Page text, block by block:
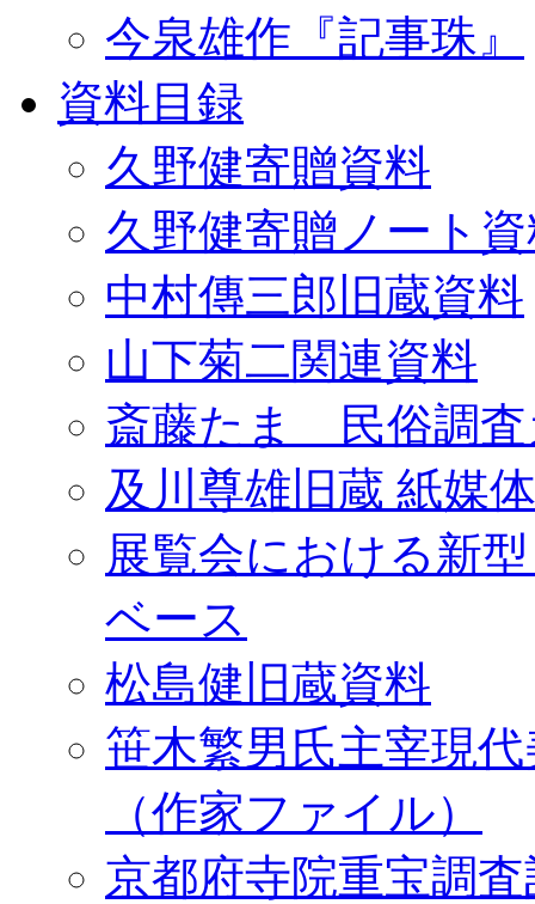
今泉雄作『記事珠』
資料目録
久野健寄贈資料
久野健寄贈ノート
中村傳三郎旧蔵資料
山下菊二関連資料
斎藤たま 民俗調査
及川尊雄旧蔵 紙媒
展覧会における新
ベース
松島健旧蔵資料
笹木繁男氏主宰現
（作家ファイル）
京都府寺院重宝調